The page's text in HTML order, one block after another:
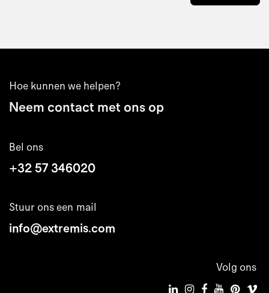
Hoe kunnen we helpen?
Neem contact met ons op
Bel ons
+32 57 346020
Stuur ons een mail
info@extremis.com
Volg ons